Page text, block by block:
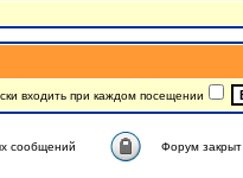
входить при каждом посещении
сообщений Форум закрыт